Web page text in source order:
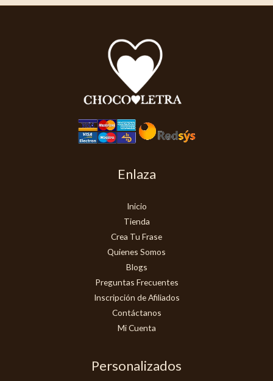
Enlaza
Inicio
Tienda
Crea Tu Frase
Quienes Somos
Blogs
Preguntas Frecuentes
Inscripción de Afiliados
Contáctanos
Mi Cuenta
Personalizados